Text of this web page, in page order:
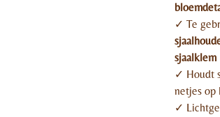
✓ Te
sjaalklem
✓ Houdt
netjes op
✓